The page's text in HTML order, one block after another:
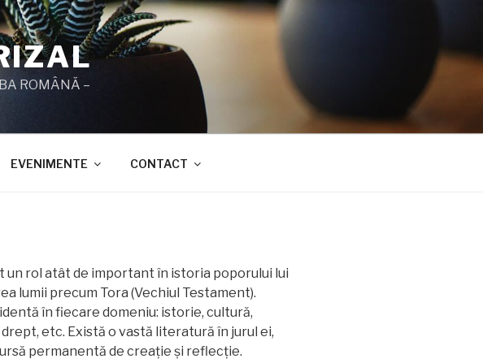
ROMÂNĂ –
EVENIMENTE CONTACT
un rol atât de important în istoria poporului lui
lumii precum Tora (Vechiul Testament).
în fiecare domeniu: istorie, cultură,
etc. Există o vastă literatură în jurul ei,
permanentă de creație și reflecție.